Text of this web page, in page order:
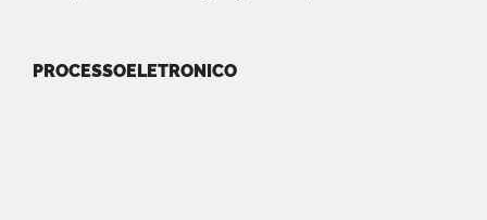
PROCESSOELETRONICO